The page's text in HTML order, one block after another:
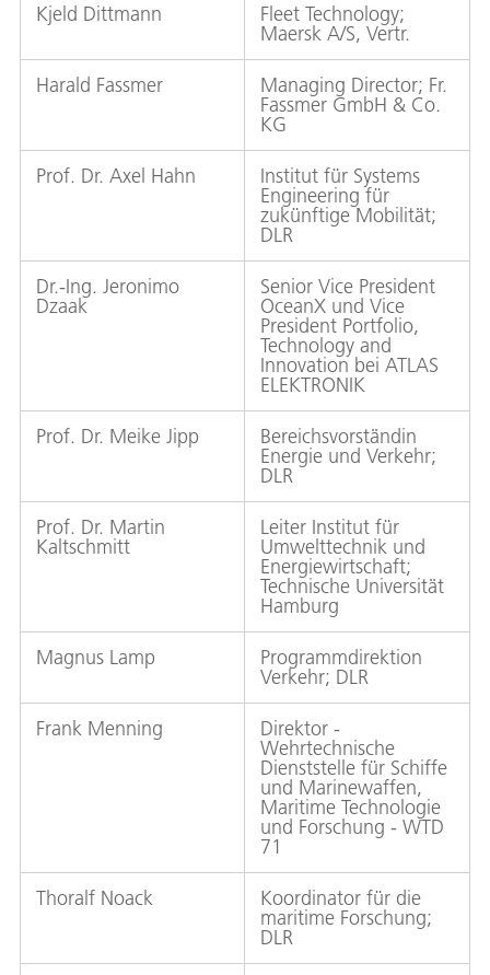
Kjeld Dittmann Fleet Technology;
Maersk A/S, Vertr.
Harald Fassmer Managing Director; Fr.
Fassmer GmbH & Co.
KG
Prof. Dr. Axel Hahn Institut für Systems
Engineering für
zukünftige Mobilität;
DLR
Dr.-Ing. Jeronimo
Dzaak
Senior Vice President
OceanX und Vice
President Portfolio,
Technology and
Innovation bei ATLAS
ELEKTRONIK
Prof. Dr. Meike Jipp Bereichsvorständin
Energie und Verkehr;
DLR
Prof. Dr. Martin
Kaltschmitt
Leiter Institut für
Umwelttechnik und
Energiewirtschaft;
Technische Universität
Hamburg
Magnus Lamp Programmdirektion
Verkehr; DLR
Frank Menning Direktor -
Wehrtechnische
Dienststelle für Schiffe
und Marinewaffen,
Maritime Technologie
und Forschung - WTD
71
Thoralf Noack Koordinator für die
maritime Forschung;
DLR